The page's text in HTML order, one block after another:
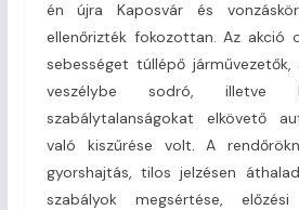
én újra Kaposvár és
ellenőrizték fokozottan. Az akció
sebességet túllépő
veszélybe sodró, illetve
szabálytalanságokat elkövető
való kiszűrése volt. A
gyorshajtás, tilos jelzésen
szabályok megsértése,